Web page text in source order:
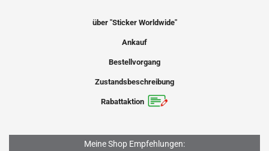
über "Sticker Worldwide"
Ankauf
Bestellvorgang
Zustandsbeschreibung
Rabattaktion
Meine Shop Empfehlungen: